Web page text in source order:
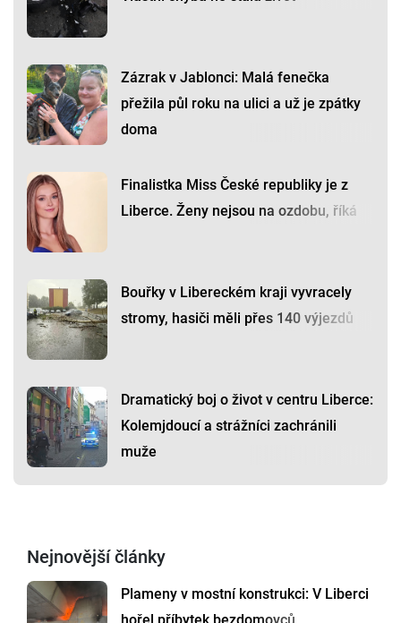
Zázrak v Jablonci: Malá fenečka
přežila půl roku na ulici a už je zpátky
doma
Finalistka Miss České republiky je z
Liberce. Ženy nejsou na ozdobu, říká
Bouřky v Libereckém kraji vyvracely
stromy, hasiči měli přes 140 výjezdů
Dramatický boj o život v centru Liberce:
Kolemjdoucí a strážníci zachránili
muže
Nejnovější články
Plameny v mostní konstrukci: V Liberci
hořel příbytek bezdomovců